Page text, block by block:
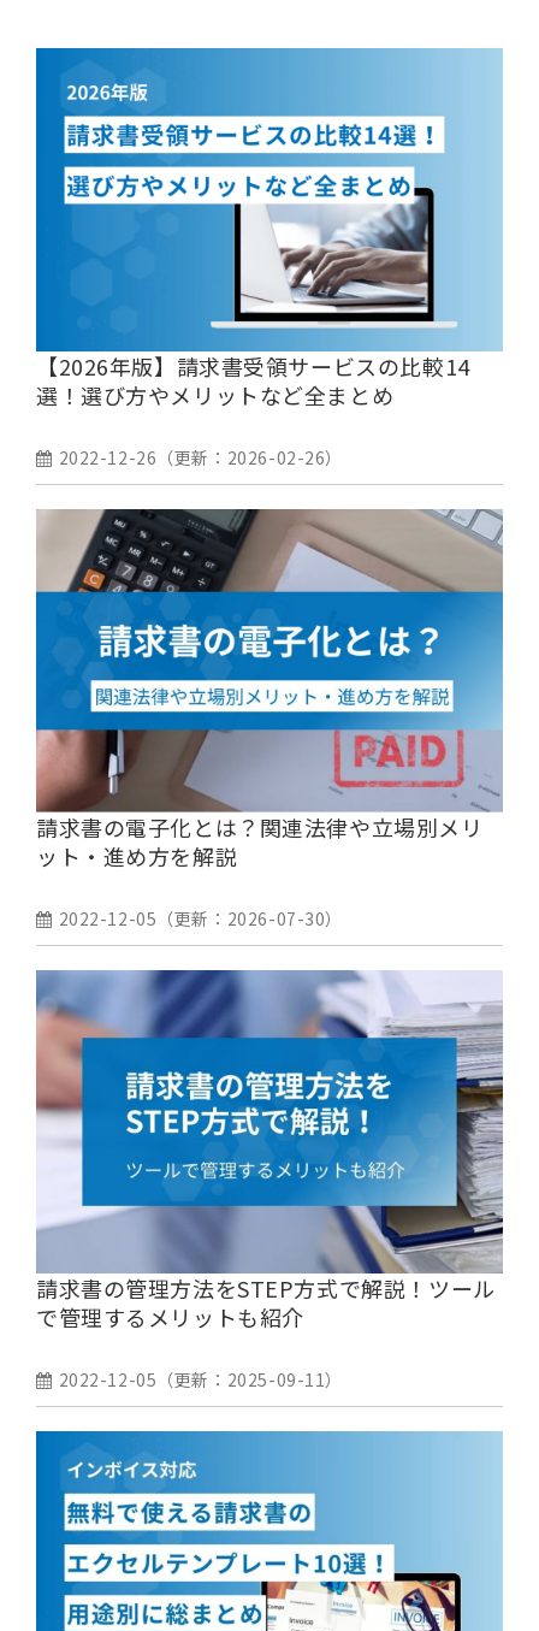
【2026年版】請求書受領サービスの比較14
選！選び方やメリットなど全まとめ
2022-12-26 （更新： 2026-02-26）
請求書の電子化とは？関連法律や立場別メリ
ット・進め方を解説
2022-12-05 （更新： 2026-07-30）
請求書の管理方法をSTEP方式で解説！ツール
で管理するメリットも紹介
2022-12-05 （更新： 2025-09-11）